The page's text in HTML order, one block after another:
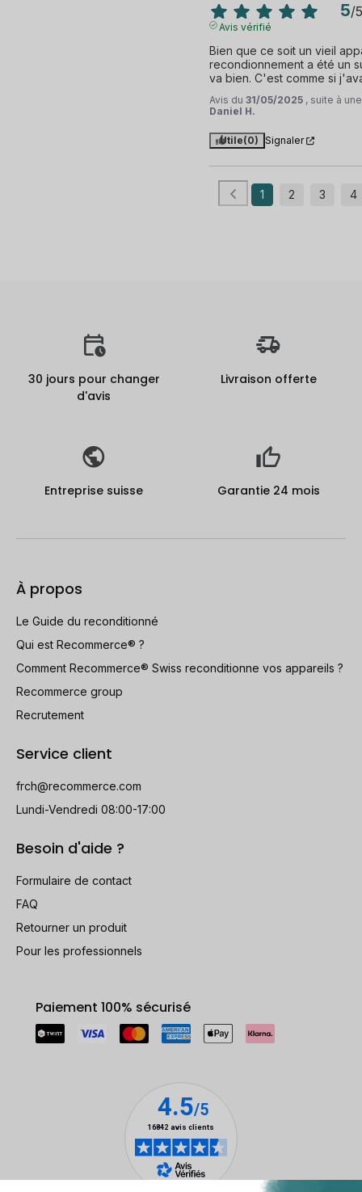
5/5
Avis vérifié
Bien que ce soit un vieil
recondionnement a été un
va bien. C'est comme si
Avis du 31/05/2025 , suite à
Daniel H.
Utile(0) Signaler
1 2 3 4
30 jours pour changer
d'avis
Livraison offerte
Entreprise suisse Garantie 24 mois
À propos
Le Guide du reconditionné
Qui est Recommerce® ?
Comment Recommerce® Swiss reconditionne vos appareils ?
Recommerce group
Recrutement
Service client
frch@recommerce.com
Lundi-Vendredi 08:00-17:00
Besoin d'aide ?
Formulaire de contact
FAQ
Retourner un produit
Pour les professionnels
Paiement 100% sécurisé